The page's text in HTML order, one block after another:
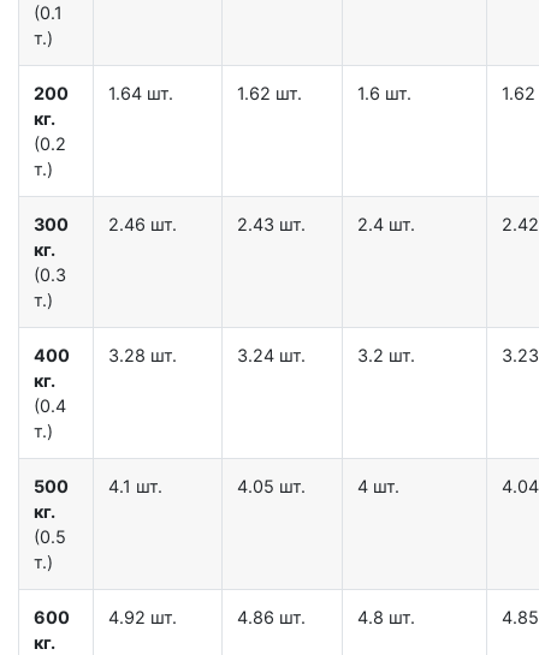
(0.1
т.)
200
кг.
(0.2
т.)
1.64 шт. 1.62 шт. 1.6 шт.
300
кг.
(0.3
т.)
2.46 шт. 2.43 шт. 2.4 шт.
400
кг.
(0.4
т.)
3.28 шт. 3.24 шт. 3.2 шт.
500
кг.
(0.5
т.)
4.1 шт. 4.05 шт. 4 шт.
600
кг.
4.92 шт. 4.86 шт. 4.8 шт.